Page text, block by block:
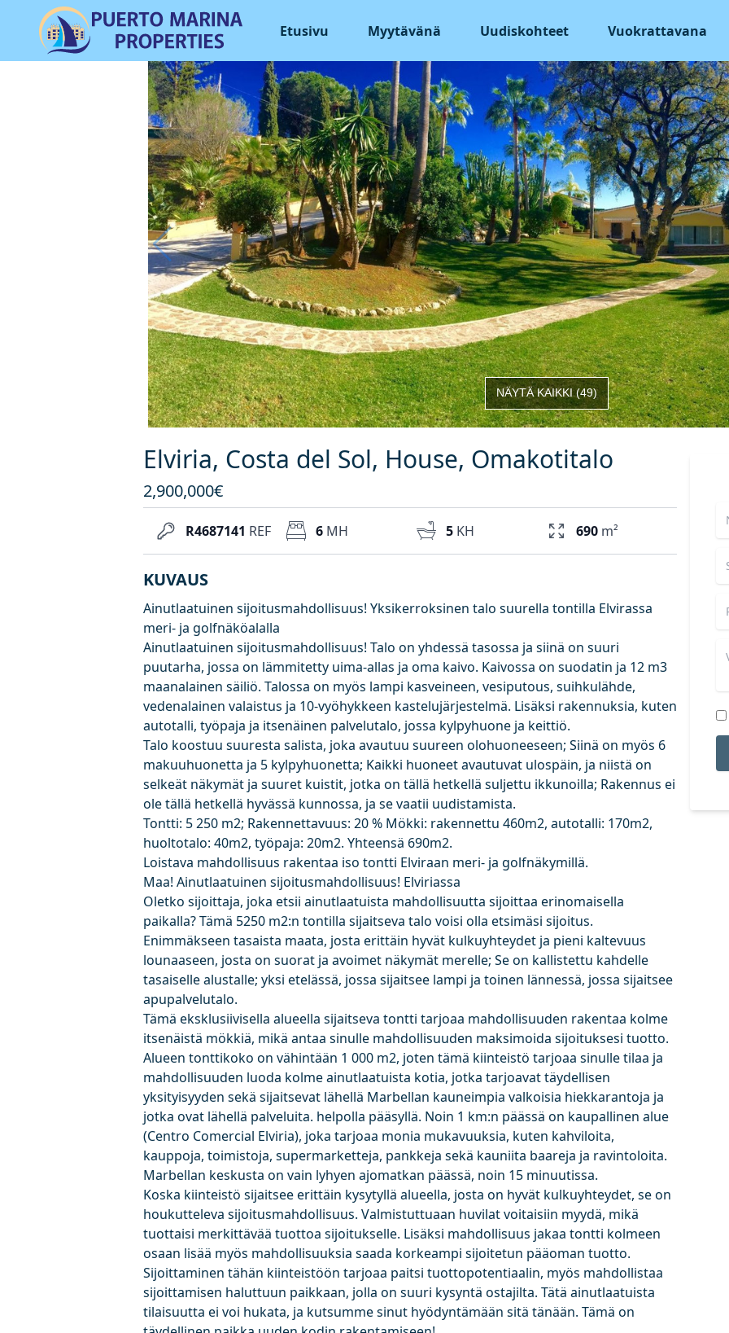
Etusivu Myytävänä Uudiskohteet Vuokrattavana
NÄYTÄ KAIKKI(49)
Elviria, Costa del Sol, House, Omakotitalo
2,900,000€
R4687141 REF 6 MH 5 KH 690 m²
KUVAUS
Ainutlaatuinen sijoitusmahdollisuus! Yksikerroksinen talo suurella tontilla Elvirassa
meri- ja golfnäköalalla
Ainutlaatuinen sijoitusmahdollisuus! Talo on yhdessä tasossa ja siinä on suuri
puutarha, jossa on lämmitetty uima-allas ja oma kaivo. Kaivossa on suodatin ja 12 m3
maanalainen säiliö. Talossa on myös lampi kasveineen, vesiputous, suihkulähde,
vedenalainen valaistus ja 10-vyöhykkeen kastelujärjestelmä. Lisäksi rakennuksia, kuten
autotalli, työpaja ja itsenäinen palvelutalo, jossa kylpyhuone ja keittiö.
Talo koostuu suuresta salista, joka avautuu suureen olohuoneeseen; Siinä on myös 6
makuuhuonetta ja 5 kylpyhuonetta; Kaikki huoneet avautuvat ulospäin, ja niistä on
selkeät näkymät ja suuret kuistit, jotka on tällä hetkellä suljettu ikkunoilla; Rakennus ei
ole tällä hetkellä hyvässä kunnossa, ja se vaatii uudistamista.
Tontti: 5 250 m2; Rakennettavuus: 20 % Mökki: rakennettu 460m2, autotalli: 170m2,
huoltotalo: 40m2, työpaja: 20m2. Yhteensä 690m2.
Loistava mahdollisuus rakentaa iso tontti Elviraan meri- ja golfnäkymillä.
Maa! Ainutlaatuinen sijoitusmahdollisuus! Elviriassa
Oletko sijoittaja, joka etsii ainutlaatuista mahdollisuutta sijoittaa erinomaisella
paikalla? Tämä 5250 m2:n tontilla sijaitseva talo voisi olla etsimäsi sijoitus.
Enimmäkseen tasaista maata, josta erittäin hyvät kulkuyhteydet ja pieni kaltevuus
lounaaseen, josta on suorat ja avoimet näkymät merelle; Se on kallistettu kahdelle
tasaiselle alustalle; yksi etelässä, jossa sijaitsee lampi ja toinen lännessä, jossa sijaitsee
apupalvelutalo.
Tämä eksklusiivisella alueella sijaitseva tontti tarjoaa mahdollisuuden rakentaa kolme
itsenäistä mökkiä, mikä antaa sinulle mahdollisuuden maksimoida sijoituksesi tuotto.
Alueen tonttikoko on vähintään 1 000 m2, joten tämä kiinteistö tarjoaa sinulle tilaa ja
mahdollisuuden luoda kolme ainutlaatuista kotia, jotka tarjoavat täydellisen
yksityisyyden sekä sijaitsevat lähellä Marbellan kauneimpia valkoisia hiekkarantoja ja
jotka ovat lähellä palveluita. helpolla pääsyllä. Noin 1 km:n päässä on kaupallinen alue
(Centro Comercial Elviria), joka tarjoaa monia mukavuuksia, kuten kahviloita,
kauppoja, toimistoja, supermarketteja, pankkeja sekä kauniita baareja ja ravintoloita.
Marbellan keskusta on vain lyhyen ajomatkan päässä, noin 15 minuutissa.
Koska kiinteistö sijaitsee erittäin kysytyllä alueella, josta on hyvät kulkuyhteydet, se on
houkutteleva sijoitusmahdollisuus. Valmistuttuaan huvilat voitaisiin myydä, mikä
tuottaisi merkittävää tuottoa sijoitukselle. Lisäksi mahdollisuus jakaa tontti kolmeen
osaan lisää myös mahdollisuuksia saada korkeampi sijoitetun pääoman tuotto.
Sijoittaminen tähän kiinteistöön tarjoaa paitsi tuottopotentiaalin, myös mahdollistaa
sijoittamisen haluttuun paikkaan, jolla on suuri kysyntä ostajilta. Tätä ainutlaatuista
tilaisuutta ei voi hukata, ja kutsumme sinut hyödyntämään sitä tänään. Tämä on